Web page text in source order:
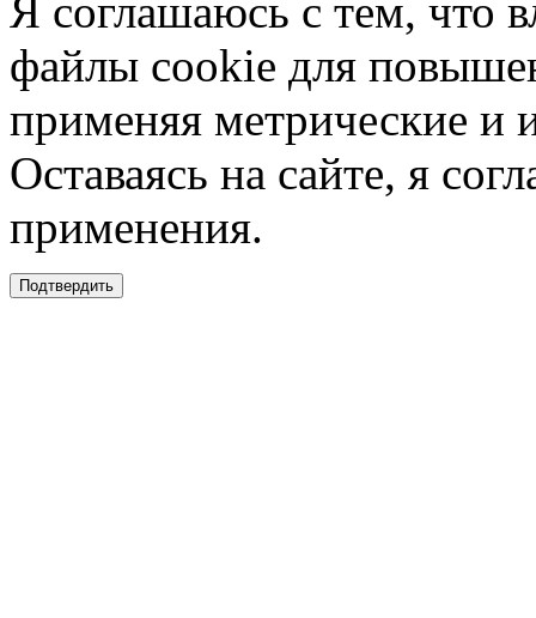
Я соглашаюсь с тем, что
файлы cookie для
применяя метрические и
Оставаясь на сайте, я
применения.
Подтвердить